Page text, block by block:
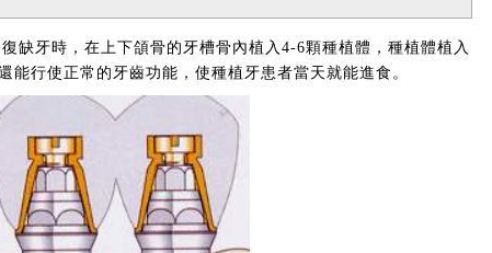
缺牙時，在上下頜骨的牙槽骨內植入4-6顆種植體，種植體植入
行使正常的牙齒功能，使種植牙患者當天就能進食。